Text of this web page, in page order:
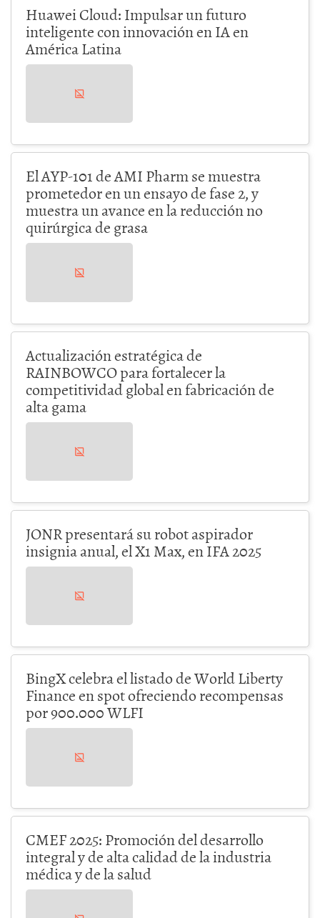
Huawei Cloud: Impulsar un futuro
inteligente con innovación en IA en
América Latina
El AYP-101 de AMI Pharm se muestra
prometedor en un ensayo de fase 2, y
muestra un avance en la reducción no
quirúrgica de grasa
Actualización estratégica de
RAINBOWCO para fortalecer la
competitividad global en fabricación de
alta gama
JONR presentará su robot aspirador
insignia anual, el X1 Max, en IFA 2025
BingX celebra el listado de World Liberty
Finance en spot ofreciendo recompensas
por 900.000 WLFI
CMEF 2025: Promoción del desarrollo
integral y de alta calidad de la industria
médica y de la salud